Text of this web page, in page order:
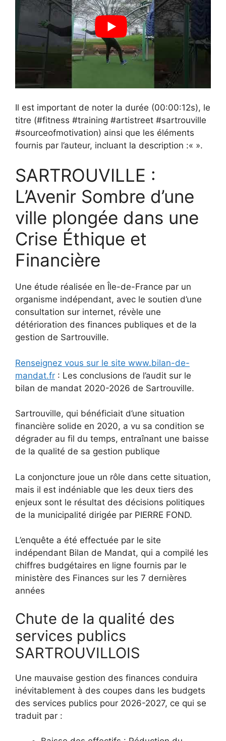
Il est important de noter la durée (00:00:12s), le
titre (#fitness #training #artistreet #sartrouville
#sourceofmotivation) ainsi que les éléments
fournis par l’auteur, incluant la description :« ».
SARTROUVILLE :
L’Avenir Sombre d’une
ville plongée dans une
Crise Éthique et
Financière
Une étude réalisée en Île-de-France par un
organisme indépendant, avec le soutien d’une
consultation sur internet, révèle une
détérioration des finances publiques et de la
gestion de Sartrouville.
Renseignez vous sur le site www.bilan-de-
mandat.fr : Les conclusions de l’audit sur le
bilan de mandat 2020-2026 de Sartrouville.
Sartrouville, qui bénéficiait d’une situation
financière solide en 2020, a vu sa condition se
dégrader au fil du temps, entraînant une baisse
de la qualité de sa gestion publique
La conjoncture joue un rôle dans cette situation,
mais il est indéniable que les deux tiers des
enjeux sont le résultat des décisions politiques
de la municipalité dirigée par PIERRE FOND.
L’enquête a été effectuée par le site
indépendant Bilan de Mandat, qui a compilé les
chiffres budgétaires en ligne fournis par le
ministère des Finances sur les 7 dernières
années
Chute de la qualité des
services publics
SARTROUVILLOIS
Une mauvaise gestion des finances conduira
inévitablement à des coupes dans les budgets
des services publics pour 2026-2027, ce qui se
traduit par :